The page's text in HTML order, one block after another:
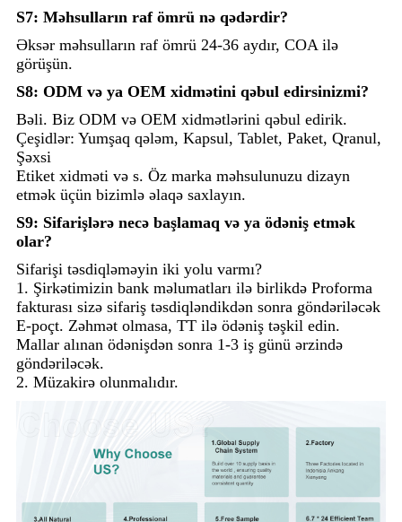
S7: Məhsulların raf ömrü nə qədərdir?
Əksər məhsulların raf ömrü 24-36 aydır, COA ilə
görüşün.
S8: ODM və ya OEM xidmətini qəbul edirsinizmi?
Bəli. Biz ODM və OEM xidmətlərini qəbul edirik.
Çeşidlər: Yumşaq qələm, Kapsul, Tablet, Paket, Qranul,
Şəxsi
Etiket xidməti və s. Öz marka məhsulunuzu dizayn
etmək üçün bizimlə əlaqə saxlayın.
S9: Sifarişlərə necə başlamaq və ya ödəniş etmək
olar?
Sifarişi təsdiqləməyin iki yolu varmı?
1. Şirkətimizin bank məlumatları ilə birlikdə Proforma
fakturası sizə sifariş təsdiqləndikdən sonra göndəriləcək
E-poçt. Zəhmət olmasa, TT ilə ödəniş təşkil edin.
Mallar alınan ödənişdən sonra 1-3 iş günü ərzində
göndəriləcək.
2. Müzakirə olunmalıdır.